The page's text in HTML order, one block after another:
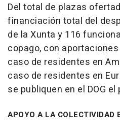
Del total de plazas
financiación total del
de la Xunta y 116
copago, con
caso de residentes en
caso de residentes en
se publiquen en el DOG
APOYO A LA COLECTIVIDAD